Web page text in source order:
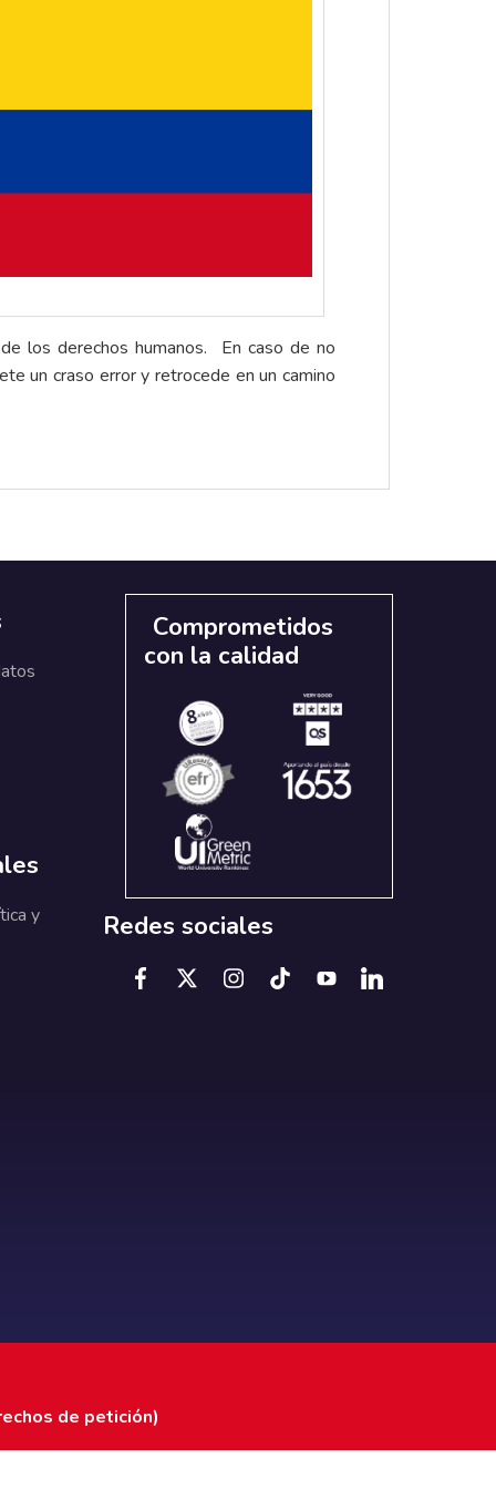
los derechos humanos. En caso de no
un craso error y retrocede en un camino
y
Comprometidos
con la calidad
Redes sociales
de petición)